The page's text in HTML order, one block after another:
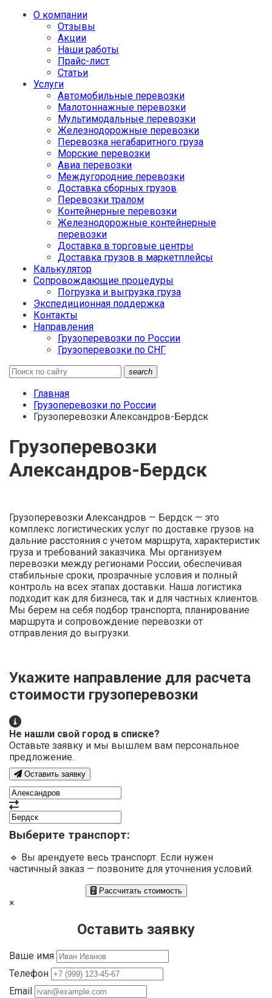
О компании
Отзывы
Акции
Наши работы
Прайс-лист
Статьи
Услуги
Автомобильные перевозки
Малотоннажные перевозки
Мультимодальные перевозки
Железнодорожные перевозки
Перевозка негабаритного груза
Морские перевозки
Авиа перевозки
Междугородние перевозки
Доставка сборных грузов
Перевозки тралом
Контейнерные перевозки
Железнодорожные контейнерные
перевозки
Доставка в торговые центры
Доставка грузов в маркетплейсы
Калькулятор
Сопровождающие процедуры
Погрузка и выгрузка груза
Экспедиционная поддержка
Контакты
Направления
Грузоперевозки по России
Грузоперевозки по СНГ
search
Главная
Грузоперевозки по России
Грузоперевозки Александров-Бердск
Грузоперевозки
Александров-Бердск
Грузоперевозки Александров — Бердск — это
комплекс логистических услуг по доставке грузов на
дальние расстояния с учетом маршрута, характеристик
груза и требований заказчика. Мы организуем
перевозки между регионами России, обеспечивая
стабильные сроки, прозрачные условия и полный
контроль на всех этапах доставки. Наша логистика
подходит как для бизнеса, так и для частных клиентов.
Мы берем на себя подбор транспорта, планирование
маршрута и сопровождение перевозки от
отправления до выгрузки.
Укажите направление для расчета
стоимости грузоперевозки
Не нашли свой город в списке?
Оставьте заявку и мы вышлем вам персональное
предложение.
Оставить заявку
Выберите транспорт:
🔹 Вы арендуете весь транспорт. Если нужен
частичный заказ — позвоните для уточнения условий.
Рассчитать стоимость
×
Оставить заявку
Ваше имя
Телефон
Email